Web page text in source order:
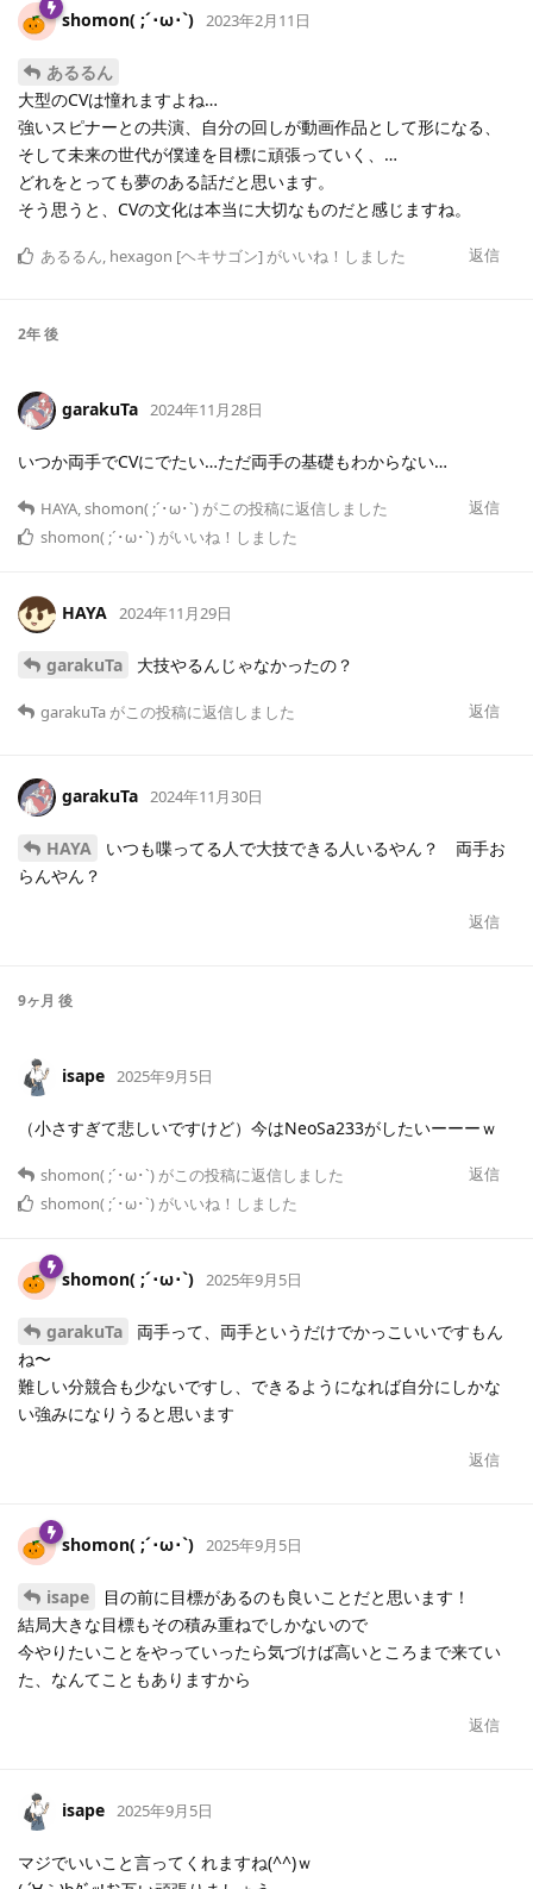
shomon( ;´･ω･`) 2023年2月11日
あるるん
大型のCVは憧れますよね…
強いスピナーとの共演、自分の回しが動画作品として形になる、
そして未来の世代が僕達を目標に頑張っていく、…
どれをとっても夢のある話だと思います。
そう思うと、CVの文化は本当に大切なものだと感じますね。
返信
あるるん, hexagon [ヘキサゴン] がいいね！しました
2年後
garakuTa 2024年11月28日
いつか両手でCVにでたい…ただ両手の基礎もわからない…
返信
HAYA,shomon( ;´･ω･`) がこの投稿に返信しました
shomon( ;´･ω･`) がいいね！しました
HAYA 2024年11月29日
garakuTa 大技やるんじゃなかったの？
返信
garakuTa がこの投稿に返信しました
garakuTa 2024年11月30日
HAYA
いつも喋ってる人で大技できる人いるやん？ 両手お
らんやん？
返信
9ヶ月 後
isape 2025年9月5日
（小さすぎて悲しいですけど）今はNeoSa233がしたいーーーｗ
返信
shomon( ;´･ω･`) がこの投稿に返信しました
shomon( ;´･ω･`) がいいね！しました
shomon( ;´･ω･`) 2025年9月5日
garakuTa
両手って、両手というだけでかっこいいですもん
ね〜
難しい分競合も少ないですし、できるようになれば自分にしかな
い強みになりうると思います
返信
shomon( ;´･ω･`) 2025年9月5日
isape
目の前に目標があるのも良いことだと思います！
結局大きな目標もその積み重ねでしかないので
今やりたいことをやっていったら気づけば高いところまで来てい
た、なんてこともありますから
返信
isape 2025年9月5日
マジでいいこと言ってくれますね(^^)ｗ